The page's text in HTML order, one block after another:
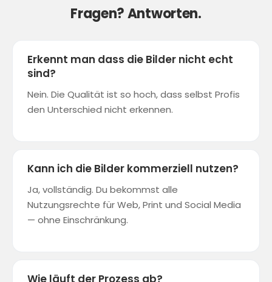
Fragen? Antworten.
Erkennt man dass die Bilder nicht echt
sind?
Nein. Die Qualität ist so hoch, dass selbst Profis
den Unterschied nicht erkennen.
Kann ich die Bilder kommerziell nutzen?
Ja, vollständig. Du bekommst alle
Nutzungsrechte für Web, Print und Social Media
— ohne Einschränkung.
Wie läuft der Prozess ab?